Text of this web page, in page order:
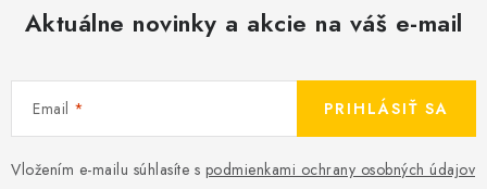
Aktuálne novinky a akcie na váš e-mail
Email
Vložením e-mailu súhlasíte s podmienkami ochrany osobných údajov
PRIHLÁSIŤ SA